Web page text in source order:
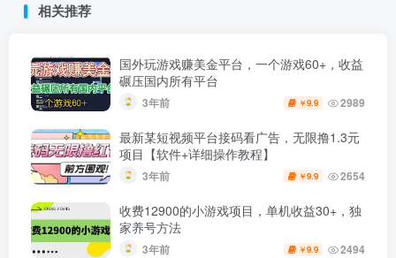
相关推荐
国外玩游戏赚美金平台，一个游戏60+，收益
碾压国内所有平台
3年前 ￥9.9 2989
最新某短视频平台接码看广告，无限撸1.3元
项目【软件+详细操作教程】
3年前 ￥9.9 2654
收费12900的小游戏项目，单机收益30+，独
家养号方法
3年前 ￥9.9 2494